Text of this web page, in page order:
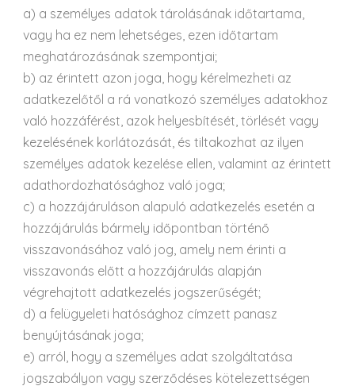
a) a személyes adatok tárolásának időtartama,
vagy ha ez nem lehetséges, ezen időtartam
meghatározásának szempontjai;
b) az érintett azon joga, hogy kérelmezheti az
adatkezelőtől a rá vonatkozó személyes adatokhoz
való hozzáférést, azok helyesbítését, törlését vagy
kezelésének korlátozását, és tiltakozhat az ilyen
személyes adatok kezelése ellen, valamint az érintett
adathordozhatósághoz való joga;
c) a hozzájáruláson alapuló adatkezelés esetén a
hozzájárulás bármely időpontban történő
visszavonásához való jog, amely nem érinti a
visszavonás előtt a hozzájárulás alapján
végrehajtott adatkezelés jogszerűségét;
d) a felügyeleti hatósághoz címzett panasz
benyújtásának joga;
e) arról, hogy a személyes adat szolgáltatása
jogszabályon vagy szerződéses kötelezettségen